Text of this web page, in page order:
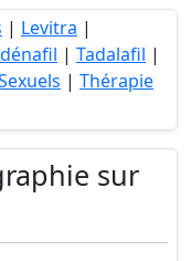
| Levitra |
| Tadalafil |
| Thérapie
sur